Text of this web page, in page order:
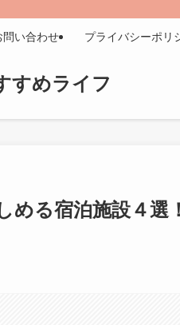
すめライフ
問い合わせ プライバシーポリ
める宿泊施設４選！